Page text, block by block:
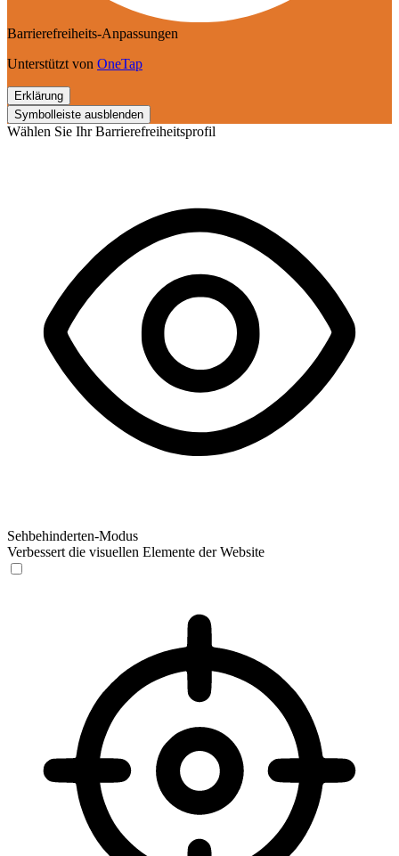
Barrierefreiheits-Anpassungen
Unterstützt von OneTap
Erklärung
Symbolleiste ausblenden
Wählen Sie Ihr Barrierefreiheitsprofil
Sehbehinderten-Modus
Verbessert die visuellen Elemente der Website